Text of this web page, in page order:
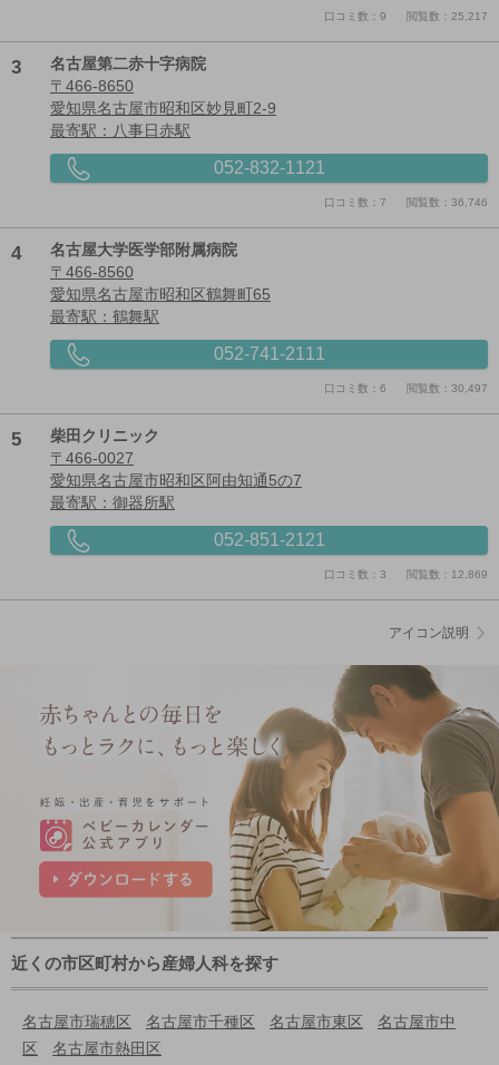
口コミ数：9 閲覧数：25,217
3
名古屋第二赤十字病院
〒466-8650
愛知県名古屋市昭和区妙見町2-9
最寄駅：八事日赤駅
052-832-1121
口コミ数：7 閲覧数：36,746
4
名古屋大学医学部附属病院
〒466-8560
愛知県名古屋市昭和区鶴舞町65
最寄駅：鶴舞駅
052-741-2111
口コミ数：6 閲覧数：30,497
5
柴田クリニック
〒466-0027
愛知県名古屋市昭和区阿由知通5の7
最寄駅：御器所駅
052-851-2121
口コミ数：3 閲覧数：12,869
アイコン説明
近くの市区町村から産婦人科を探す
名古屋市瑞穂区 名古屋市千種区 名古屋市東区
名古屋市中
区
名古屋市熱田区